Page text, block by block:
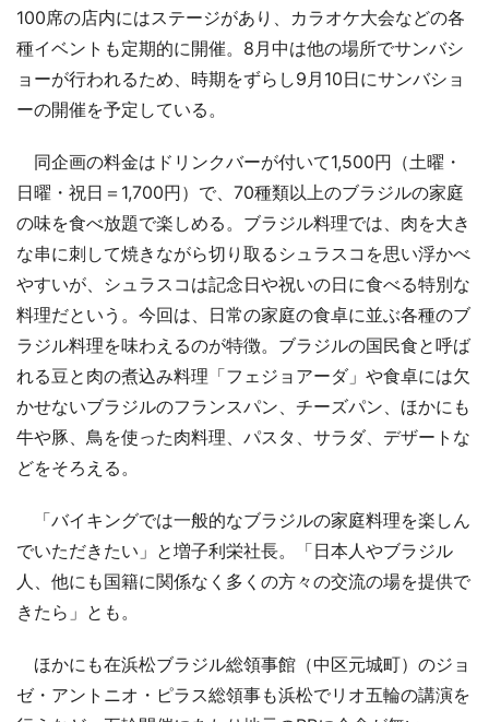
100席の店内にはステージがあり、カラオケ大会などの各
種イベントも定期的に開催。8月中は他の場所でサンバシ
ョーが行われるため、時期をずらし9月10日にサンバショ
ーの開催を予定している。
同企画の料金はドリンクバーが付いて1,500円（土曜・
日曜・祝日＝1,700円）で、70種類以上のブラジルの家庭
の味を食べ放題で楽しめる。ブラジル料理では、肉を大き
な串に刺して焼きながら切り取るシュラスコを思い浮かべ
やすいが、シュラスコは記念日や祝いの日に食べる特別な
料理だという。今回は、日常の家庭の食卓に並ぶ各種のブ
ラジル料理を味わえるのが特徴。ブラジルの国民食と呼ば
れる豆と肉の煮込み料理「フェジョアーダ」や食卓には欠
かせないブラジルのフランスパン、チーズパン、ほかにも
牛や豚、鳥を使った肉料理、パスタ、サラダ、デザートな
どをそろえる。
「バイキングでは一般的なブラジルの家庭料理を楽しん
でいただきたい」と増子利栄社長。「日本人やブラジル
人、他にも国籍に関係なく多くの方々の交流の場を提供で
きたら」とも。
ほかにも在浜松ブラジル総領事館（中区元城町）のジョ
ゼ・アントニオ・ピラス総領事も浜松でリオ五輪の講演を